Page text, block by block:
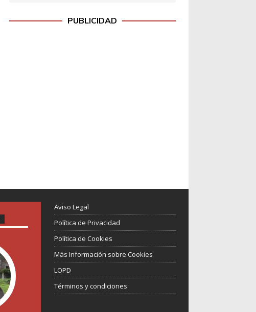
PUBLICIDAD
Aviso Legal
Política de Privacidad
Política de Cookies
Más Información sobre Cookies
LOPD
Términos y condiciones